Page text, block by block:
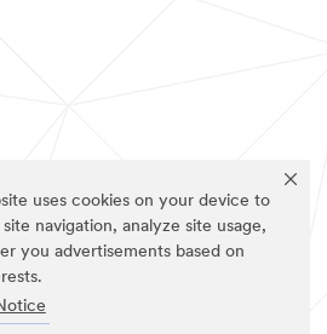
uses cookies on your device to
navigation, analyze site usage,
you advertisements based on